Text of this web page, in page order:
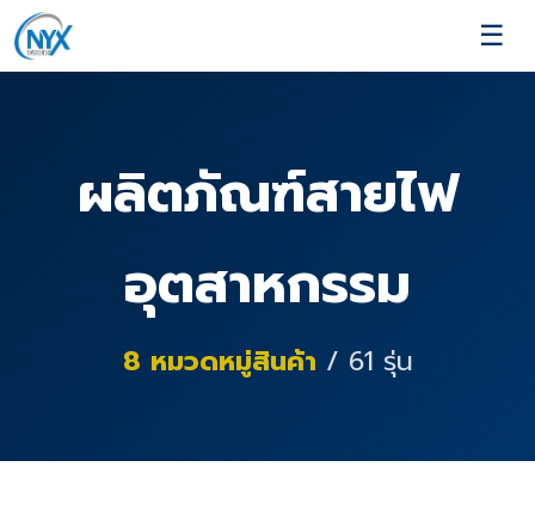
☰
ผลิตภัณฑ์สายไฟ
อุตสาหกรรม
8 หมวดหมู่สินค้า / 61 รุ่น